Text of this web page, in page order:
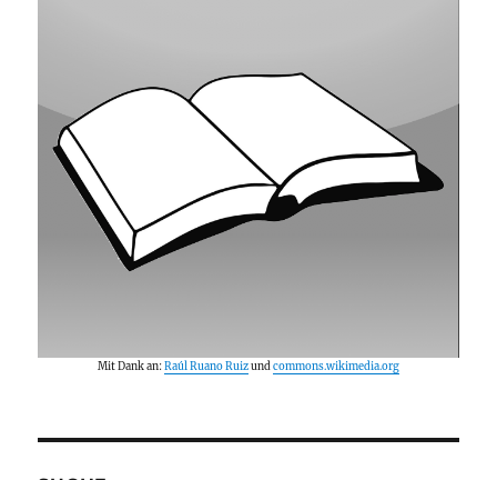
Mit Dank an:Raúl Ruano Ruizundcommons.wikimedia.org